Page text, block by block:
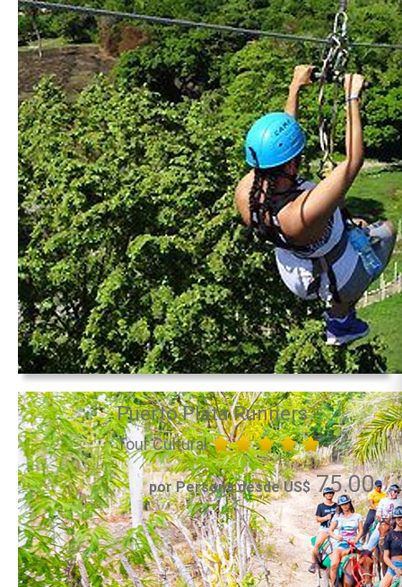
Puerto Plata Runners
Tour Cultural
por Persona desde US$75.00